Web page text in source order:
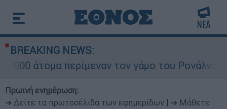
BREAKING NEWS:
τον γάμο του Ρονάλντο στη Μαδέρα
Πρωινή ενημέρωση:
➔ Δείτε τα πρωτοσέλιδα των εφημερίδων
➔ Μάθετε